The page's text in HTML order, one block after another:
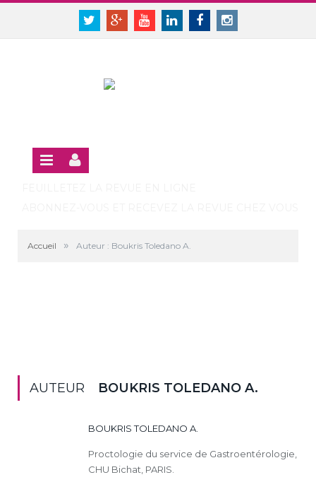
Panneau de gestion des cookies
TwitterGoogle+YoutubeLinkedinFacebookInstagram
SE CONNECTER
Accueil » Auteur : Boukris Toledano A.
AUTEUR BOUKRIS TOLEDANO A.
BOUKRIS TOLEDANO A.
Proctologie du service de Gastroentérologie,
CHU Bichat, PARIS.